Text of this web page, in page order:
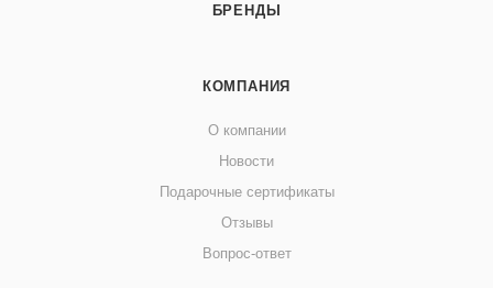
БРЕНДЫ
КОМПАНИЯ
О компании
Новости
Подарочные сертификаты
Отзывы
Вопрос-ответ